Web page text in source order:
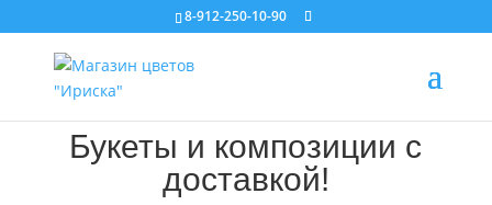
8-912-250-10-90
Букеты и композиции с
доставкой!